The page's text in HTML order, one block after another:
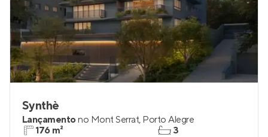
Synthè
Lançamentono Mont Serrat, Porto Alegre
176 m²
3